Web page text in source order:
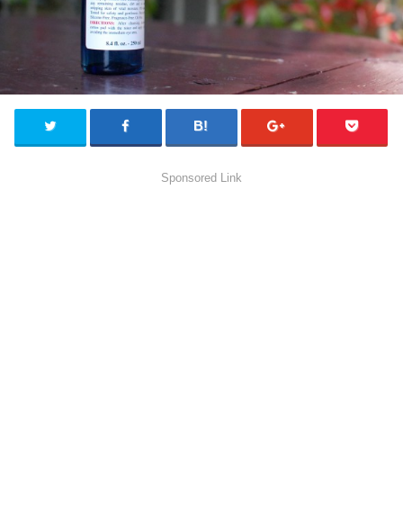
Sponsored Link